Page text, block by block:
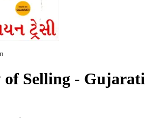
of Selling - Gujarati